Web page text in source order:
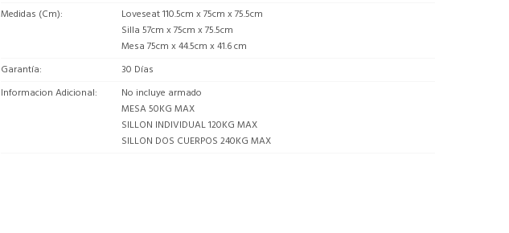
Medidas (Cm)
Loveseat 110.5cm x 75cm x 75.5cm
Silla 57cm x 75cm x 75.5cm
Mesa 75cm x 44.5cm x 41.6 cm
Garantía
30 Días
Informacion Adicional
No incluye armado
MESA 50KG MAX
SILLON INDIVIDUAL 120KG MAX
SILLON DOS CUERPOS 240KG MAX